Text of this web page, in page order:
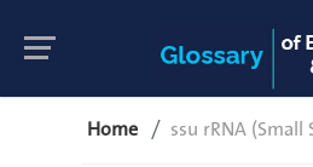
Home ssu rRNA